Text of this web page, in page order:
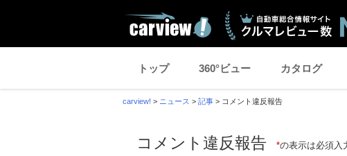
トップ 360°ビュー カタログ
carview! > ニュース > 記事 > コメント違反報告
コメント違反報告 *の表示は必須入